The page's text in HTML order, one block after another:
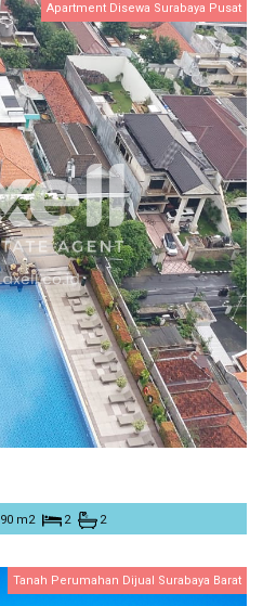
Apartment Disewa Surabaya Pusat
90 m2 2 2
Tanah Perumahan Dijual Surabaya Barat